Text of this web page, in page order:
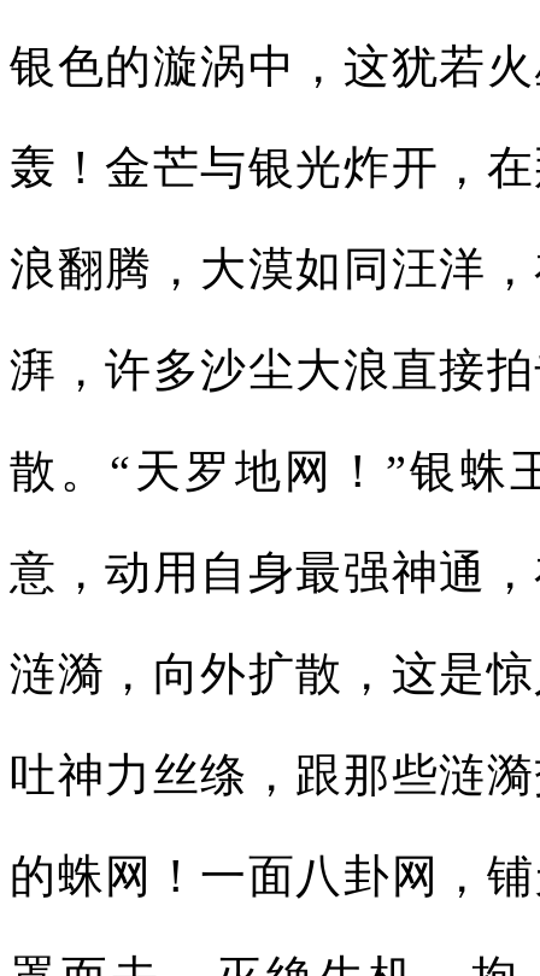
银色的漩涡中，这犹若
轰！金芒与银光炸开，
浪翻腾，大漠如同汪洋
湃，许多沙尘大浪直接
散。“天罗地网！”银蛛
意，动用自身最强神通
涟漪，向外扩散，这是
吐神力丝绦，跟那些涟
的蛛网！一面八卦网，